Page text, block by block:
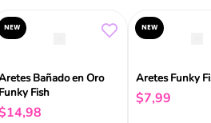
NEW
Bañado en Oro
Funky Fish
14,98
NEW
Aretes Funky
$7,99